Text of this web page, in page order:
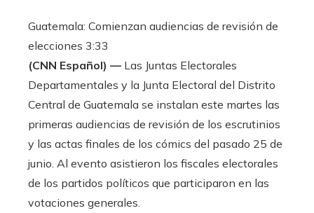
Guatemala: Comienzan audiencias de revisión de
elecciones 3:33
(CNN Español) — Las Juntas Electorales
Departamentales y la Junta Electoral del Distrito
Central de Guatemala se instalan este martes las
primeras audiencias de revisión de los escrutinios
y las actas finales de los cómics del pasado 25 de
junio. Al evento asistieron los fiscales electorales
de los partidos políticos que participaron en las
votaciones generales.